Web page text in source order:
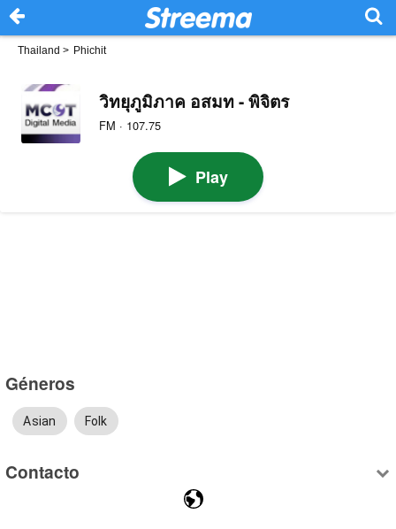
Thailand > Phichit
วิทยุภูมิภาค อสมท - พิจิตร
FM · 107.75
Play
Géneros
Asian Folk
Contacto